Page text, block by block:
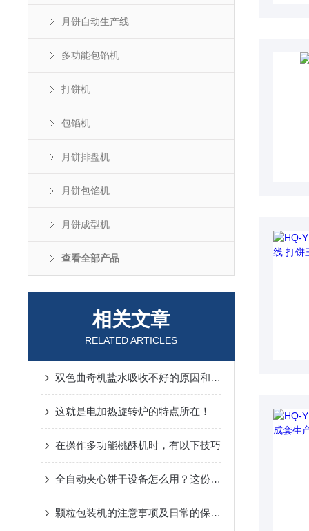
月饼自动生产线
多功能包馅机
打饼机
包馅机
月饼排盘机
月饼包馅机
月饼成型机
查看全部产品
相关文章
RELATED ARTICLES
双色曲奇机盐水吸收不好的原因和日常维护说明
这就是电加热旋转炉的特点所在！
在操作多功能桃酥机时，有以下技巧
全自动夹心饼干设备怎么用？这份操作指南一步到位
颗粒包装机的注意事项及日常的保养都在这里了！